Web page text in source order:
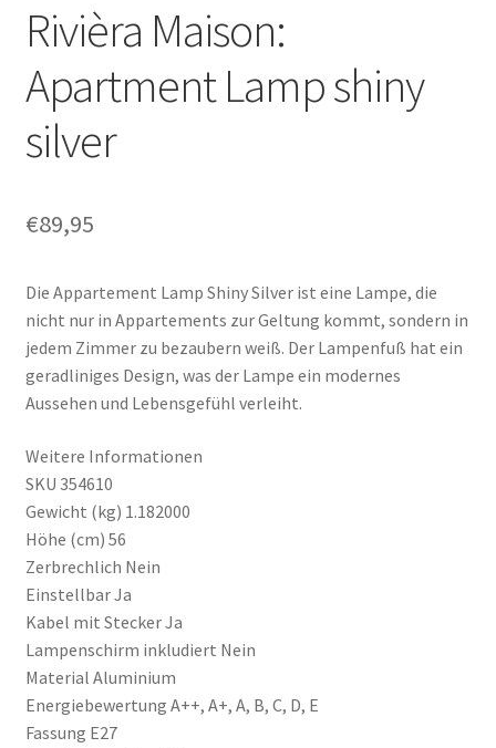
Rivièra Maison:
Apartment Lamp shiny
silver
€89,95
Die Appartement Lamp Shiny Silver ist eine Lampe, die
nicht nur in Appartements zur Geltung kommt, sondern in
jedem Zimmer zu bezaubern weiß. Der Lampenfuß hat ein
geradliniges Design, was der Lampe ein modernes
Aussehen und Lebensgefühl verleiht.
Weitere Informationen
SKU 354610
Gewicht (kg) 1.182000
Höhe (cm) 56
Zerbrechlich Nein
Einstellbar Ja
Kabel mit Stecker Ja
Lampenschirm inkludiert Nein
Material Aluminium
Energiebewertung A++, A+, A, B, C, D, E
Fassung E27